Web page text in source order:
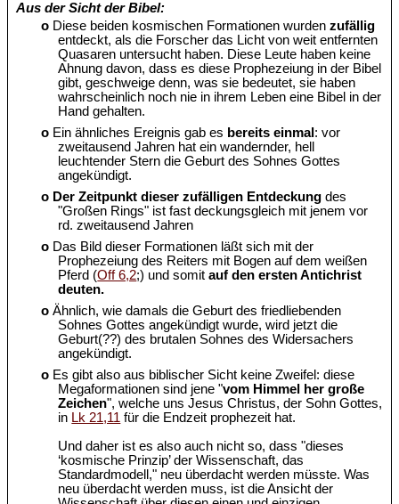
Aus der Sicht der Bibel:
o Diese beiden kosmischen Formationen wurdenzufällig
entdeckt, als die Forscher das Licht von weit entfernten
Quasaren untersucht haben. Diese Leute haben keine
Ahnung davon, dass es diese Prophezeiung in der Bibel
gibt, geschweige denn, was sie bedeutet, sie haben
wahrscheinlich noch nie in ihrem Leben eine Bibel in der
Hand gehalten.
o Ein ähnliches Ereignis gab es bereits einmal : vor
zweitausend Jahren hat ein wandernder, hell
leuchtender Stern die Geburt des Sohnes Gottes
angekündigt.
o Der Zeitpunkt dieser zufälligen Entdeckung des
"Großen Rings" ist fast deckungsgleich mit jenem vor
rd. zweitausend Jahren
o Das Bild dieser Formationen läßt sich mit der
Prophezeiung des Reiters mit Bogen auf dem weißen
Pferd (Off 6,2;) und somitauf den ersten Antichrist
deuten.
o Ähnlich, wie damals die Geburt des friedliebenden
Sohnes Gottes angekündigt wurde, wird jetzt die
Geburt(??) des brutalen Sohnes des Widersachers
angekündigt.
o Es gibt also aus biblischer Sicht keine Zweifel: diese
Megaformationen sind jene "vom Himmel her große
Zeichen", welche uns Jesus Christus, der Sohn Gottes,
in Lk 21,11 für die Endzeit prophezeit hat.
Und daher ist es also auch nicht so, dass "dieses
‘kosmische Prinzip’ der Wissenschaft, das
Standardmodell," neu überdacht werden müsste. Was
neu überdacht werden muss, ist die Ansicht der